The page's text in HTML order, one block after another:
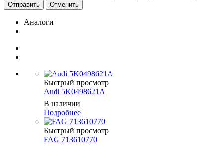
Отменить
Аналоги
Быстрый просмотр
Audi 5K0498621A
В наличии
Подробнее
Быстрый просмотр
FAG 713610770